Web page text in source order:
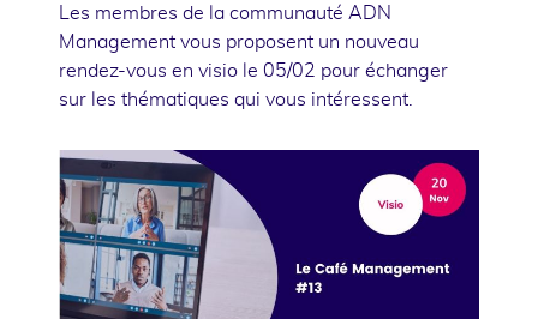
Les membres de la communauté ADN
Management vous proposent un nouveau
rendez-vous en visio le 05/02 pour échanger
sur les thématiques qui vous intéressent.